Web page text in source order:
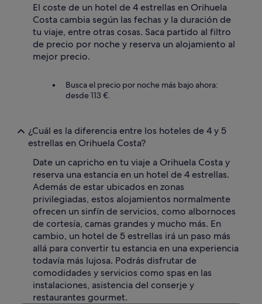
El coste de un hotel de 4 estrellas en Orihuela
Costa cambia según las fechas y la duración de
tu viaje, entre otras cosas. Saca partido al filtro
de precio por noche y reserva un alojamiento al
mejor precio.
Busca el precio por noche más bajo ahora:
desde 113 €.
¿Cuál es la diferencia entre los hoteles de 4 y 5
estrellas en Orihuela Costa?
Date un capricho en tu viaje a Orihuela Costa y
reserva una estancia en un hotel de 4 estrellas.
Además de estar ubicados en zonas
privilegiadas, estos alojamientos normalmente
ofrecen un sinfín de servicios, como albornoces
de cortesía, camas grandes y mucho más. En
cambio, un hotel de 5 estrellas irá un paso más
allá para convertir tu estancia en una experiencia
todavía más lujosa. Podrás disfrutar de
comodidades y servicios como spas en las
instalaciones, asistencia del conserje y
restaurantes gourmet.